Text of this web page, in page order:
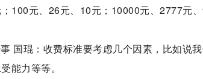
100元、26元、10元；10000元、2777元
国琨：收费标准要考虑几个因素，比如说
能力等等。